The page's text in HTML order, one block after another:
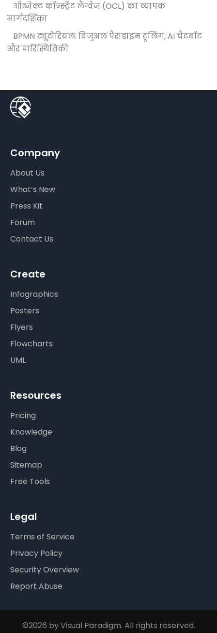
ऑब्जेक्ट कॉन्स्ट्रेंट लैंग्वेज (OCL) का व्यापक
मार्गदर्शिका
BPMN ट्यूटोरियल: विजुअल पैराडाइम टूलिंग, AI चैटबॉट
और पारिस्थितिकी
Company
About Us
What’s New
Press Kit
Forum
Contact Us
Create
Infographics
Posters
Flyers
Flowcharts
UML
Resources
Pricing
Knowledge
Blog
Sitemap
Free Tools
Legal
Terms of Service
Privacy Policy
Security Overview
Report Abuse
©2026 by Visual Paradigm. All rights reserved.